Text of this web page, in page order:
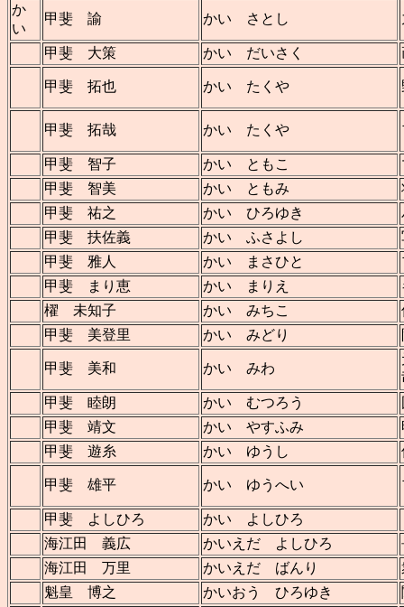
か
い
甲斐 諭 かい さとし
甲斐 大策 かい だいさく
甲斐 拓也 かい たくや
甲斐 拓哉 かい たくや
甲斐 智子 かい ともこ
甲斐 智美
かい ともみ
甲斐 祐之
かい ひろゆき
甲斐 扶佐義
かい ふさよし
甲斐 雅人
かい まさひと
甲斐 まり恵
かい まりえ
櫂 未知子
かい みちこ
甲斐 美登里
かい みどり
甲斐 美和 かい みわ
甲斐 睦朗
かい むつろう
甲斐 靖文
かい やすふみ
甲斐 遊糸
かい ゆうし
甲斐 雄平 かい ゆうへい
甲斐 よしひろ かい よしひろ
海江田 義広
かいえだ よしひろ
海江田 万里
かいえだ ばんり
魁皇 博之
かいおう ひろゆき